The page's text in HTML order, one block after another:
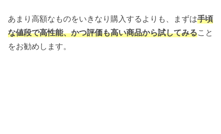
あまり高額なものをいきなり購入するよりも、まずは手頃
な値段で高性能、かつ評価も高い商品から試してみること
をお勧めします。